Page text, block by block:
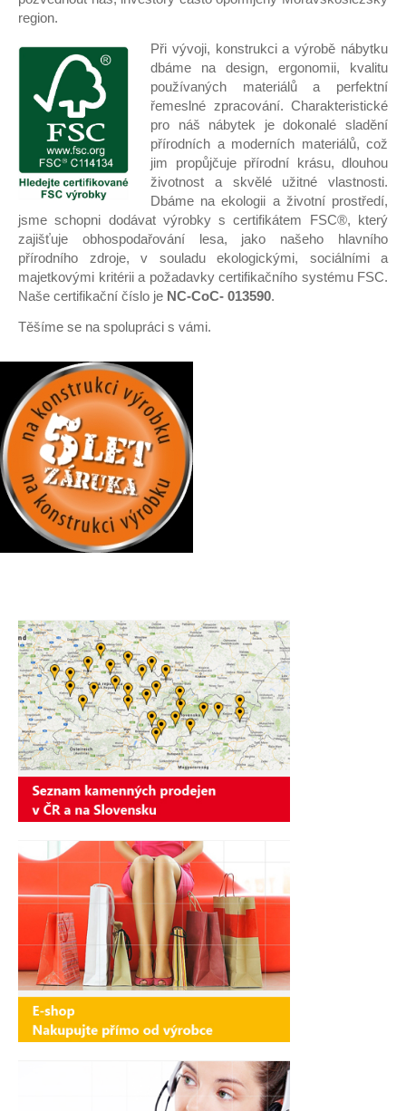
region.
Při vývoji, konstrukci a výrobě nábytku
dbáme na design, ergonomii, kvalitu
používaných materiálů a perfektní
řemeslné zpracování. Charakteristické
pro náš nábytek je dokonalé sladění
přírodních a moderních materiálů, což
jim propůjčuje přírodní krásu, dlouhou
životnost a skvělé užitné vlastnosti.
Dbáme na ekologii a životní prostředí,
jsme schopni dodávat výrobky s certifikátem FSC®, který
zajišťuje obhospodařování lesa, jako našeho hlavního
přírodního zdroje, v souladu ekologickými, sociálními a
majetkovými kritérii a požadavky certifikačního systému FSC.
Naše certifikační číslo je NC-CoC- 013590.
Těšíme se na spolupráci s vámi.